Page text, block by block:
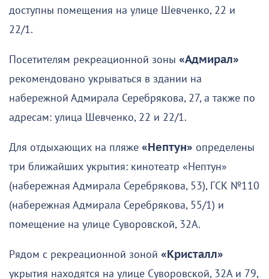
доступны помещения на улице Шевченко, 22 и
22/1.
Посетителям рекреационной зоны «Адмирал»
рекомендовано укрываться в здании на
набережной Адмирала Серебрякова, 27, а также по
адресам: улица Шевченко, 22 и 22/1.
Для отдыхающих на пляже «Нептун» определены
три ближайших укрытия: кинотеатр «Нептун»
(набережная Адмирала Серебрякова, 53), ГСК №110
(набережная Адмирала Серебрякова, 55/1) и
помещение на улице Суворовской, 32А.
Рядом с рекреационной зоной «Кристалл»
укрытия находятся на улице Суворовской, 32А и 79,